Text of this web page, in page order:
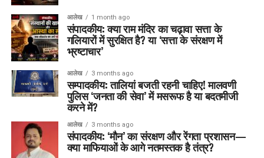
आलेख 1 month ago
संपादकीय: क्या राम मंदिर का चढ़ावा सत्ता के
गलियारों में सुरक्षित है? या ‘सत्ता के संरक्षण में
भ्रष्टाचार’
आलेख 3 months ago
सम्पादकीय: तालियां बजती रहनी चाहिए! मालवणी
पुलिस ‘जनता की सेवा’ में मसरूफ है या बदतमीजी
करने में?
आलेख 3 months ago
संपादकीय: ‘मौन’ का संरक्षण और रेंगता प्रशासन—
क्या माफियाओं के आगे नतमस्तक है तंत्र?